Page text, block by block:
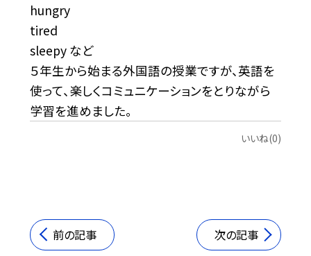
hungry
tired
sleepy など
５年生から始まる外国語の授業ですが、英語を
使って、楽しくコミュニケーションをとりながら
学習を進めました。
いいね(0)
前の記事 次の記事